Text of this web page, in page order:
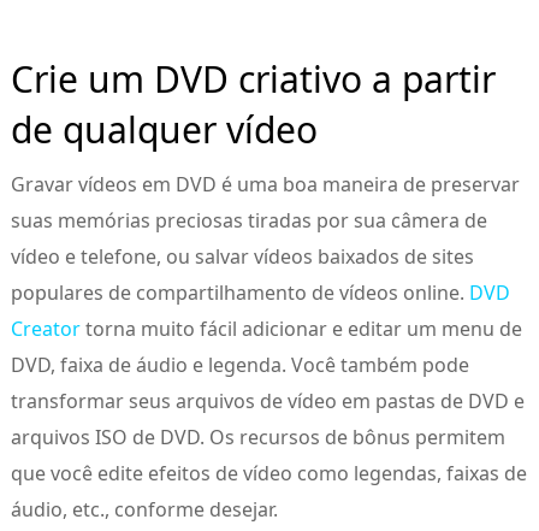
Crie um DVD criativo a partir
de qualquer vídeo
Gravar vídeos em DVD é uma boa maneira de preservar
suas memórias preciosas tiradas por sua câmera de
vídeo e telefone, ou salvar vídeos baixados de sites
populares de compartilhamento de vídeos online. DVD
Creatortorna muito fácil adicionar e editar um menu de
DVD, faixa de áudio e legenda. Você também pode
transformar seus arquivos de vídeo em pastas de DVD e
arquivos ISO de DVD. Os recursos de bônus permitem
que você edite efeitos de vídeo como legendas, faixas de
áudio, etc., conforme desejar.